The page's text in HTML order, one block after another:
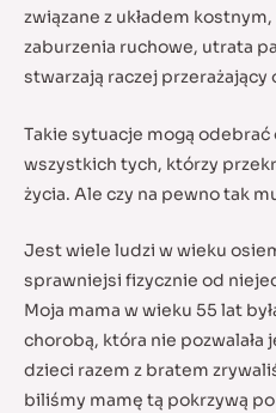
związane z układem
zaburzenia ruchowe, utrata
stwarzają raczej przerażający
Takie sytuacje mogą
wszystkich tych, którzy
życia. Ale czy na pewno tak
Jest wiele ludzi w wieku
sprawniejsi fizycznie od
Moja mama w wieku 55 lat
chorobą, która nie pozwalała
dzieci razem z bratem
biliśmy mamę tą pokrzywą po